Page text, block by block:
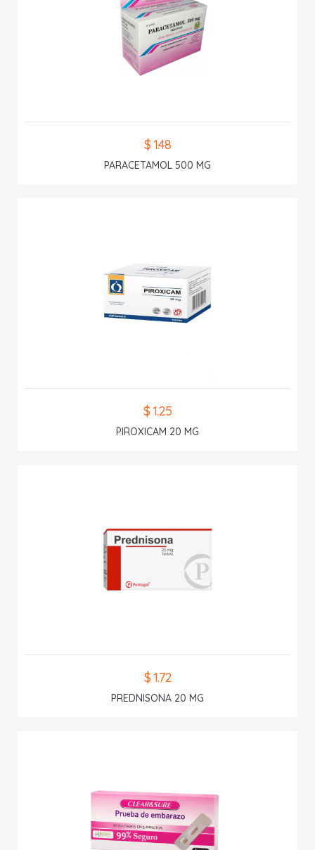
$ 1.48
PARACETAMOL 500 MG
$ 1.25
PIROXICAM 20 MG
$ 1.72
PREDNISONA 20 MG